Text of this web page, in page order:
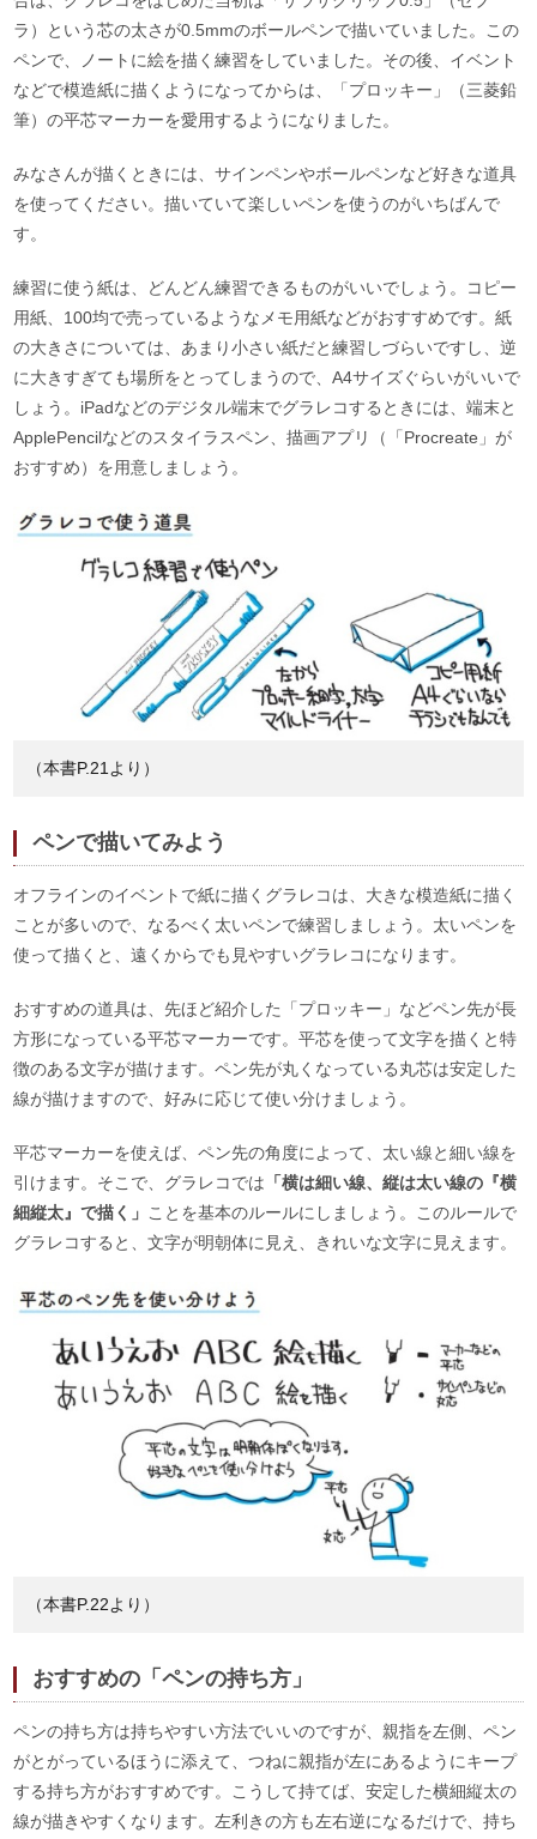
ラ）という芯の太さが0.5mmのボールペンで描いていました。この
ペンで、ノートに絵を描く練習をしていました。その後、イベント
などで模造紙に描くようになってからは、「プロッキー」（三菱鉛
筆）の平芯マーカーを愛用するようになりました。
みなさんが描くときには、サインペンやボールペンなど好きな道具
を使ってください。描いていて楽しいペンを使うのがいちばんで
す。
練習に使う紙は、どんどん練習できるものがいいでしょう。コピー
用紙、100均で売っているようなメモ用紙などがおすすめです。紙
の大きさについては、あまり小さい紙だと練習しづらいですし、逆
に大きすぎても場所をとってしまうので、A4サイズぐらいがいいで
しょう。iPadなどのデジタル端末でグラレコするときには、端末と
ApplePencilなどのスタイラスペン、描画アプリ（「Procreate」が
おすすめ）を用意しましょう。
（本書P.21より）
ペンで描いてみよう
オフラインのイベントで紙に描くグラレコは、大きな模造紙に描く
ことが多いので、なるべく太いペンで練習しましょう。太いペンを
使って描くと、遠くからでも見やすいグラレコになります。
おすすめの道具は、先ほど紹介した「プロッキー」などペン先が長
方形になっている平芯マーカーです。平芯を使って文字を描くと特
徴のある文字が描けます。ペン先が丸くなっている丸芯は安定した
線が描けますので、好みに応じて使い分けましょう。
平芯マーカーを使えば、ペン先の角度によって、太い線と細い線を
引けます。そこで、グラレコでは 「横は細い線、縦は太い線の『横
細縦太』で描く」 ことを基本のルールにしましょう。このルールで
グラレコすると、文字が明朝体に見え、きれいな文字に見えます。
（本書P.22より）
おすすめの「ペンの持ち方」
ペンの持ち方は持ちやすい方法でいいのですが、親指を左側、ペン
がとがっているほうに添えて、つねに親指が左にあるようにキープ
する持ち方がおすすめです。こうして持てば、安定した横細縦太の
線が描きやすくなります。左利きの方も左右逆になるだけで、持ち